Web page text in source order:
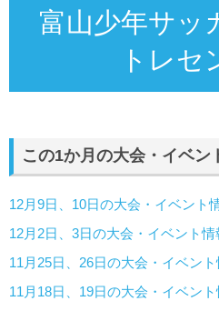
富山少年サ
トレセ
この1か月の大会・イベン
12月9日、10日の大会・イベント
12月2日、3日の大会・イベント情
11月25日、26日の大会・イベント
11月18日、19日の大会・イベント